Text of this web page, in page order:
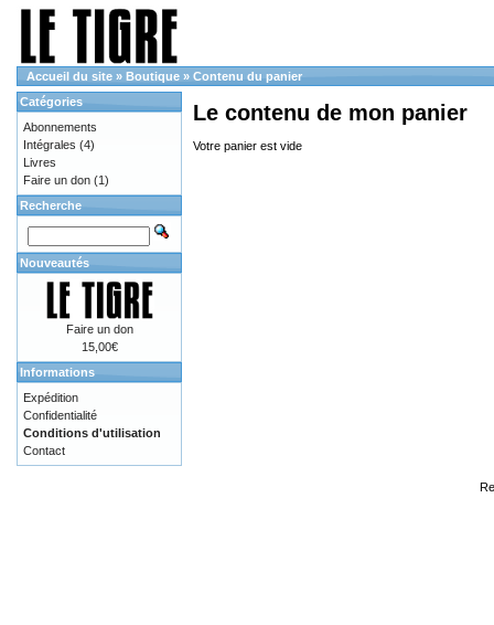
Accueil du site » Boutique » Contenu du panier
Le contenu de mon panier
Votre panier est vide
Catégories
Abonnements
Intégrales (4)
Livres
Faire un don (1)
Recherche
Nouveautés
Faire un don
15,00€
Informations
Expédition
Confidentialité
Conditions d'utilisation
Contact